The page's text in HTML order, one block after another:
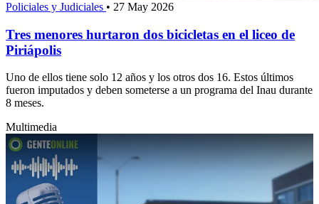
Policiales y Judiciales • 27 May 2026
Tres menores hurtaron dos bicicletas en el liceo de
Piriápolis
Uno de ellos tiene solo 12 años y los otros dos 16. Estos últimos
fueron imputados y deben someterse a un programa del Inau durante
8 meses.
Multimedia